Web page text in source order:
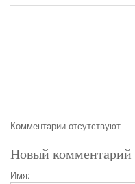
Комментарии отсутствуют
Новый комментарий
Имя: